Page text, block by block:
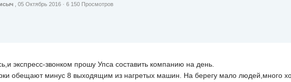
, 05 Октябрь 2016 · 6 150 Просмотров
экспресс-звонком прошу Упса составить компанию на день.
обещают минус 8 выходящим из нагретых машин. На берегу мало людей,много